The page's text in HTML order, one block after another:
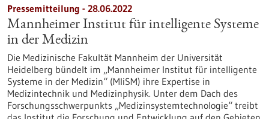
Pressemitteilung - 28.06.2022
Mannheimer Institut für intelligente Systeme
in der Medizin
Die Medizinische Fakultät Mannheim der Universität
Heidelberg bündelt im „Mannheimer Institut für intelligente
Systeme in der Medizin“ (MIiSM) ihre Expertise in
Medizintechnik und Medizinphysik. Unter dem Dach des
Forschungsschwerpunkts „Medizinsystemtechnologie“ treibt